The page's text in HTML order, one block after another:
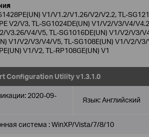
V1/V1.2/V1.26/V2/V2.2, TL-
V2/V3, TL-SG1024DE(UN) V1/V2/V3/V4/
V3.26/V4/V5, TL-SG1016DE(UN) V1/V2/V3/
V1/V2/V3/V4/V5, TL-SG108E(UN) V1/V2/
V1/V2, TL-RP108GE(UN) V1
Configuration Utility v1.3.1.0
2020-09-
Язык:Английский
система : WinXP/Vista/7/8/10